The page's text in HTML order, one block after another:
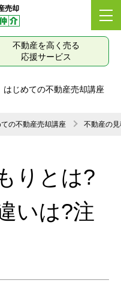
売却
不動産を高く売る
応援サービス
はじめての不動産売却講座
の不動産売却講座 不動産の
りとは?
いは?注